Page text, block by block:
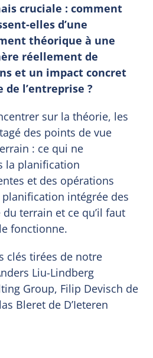
cruciale : comment
elles d’une
théorique à une
réellement de
et un impact concret
l’entreprise ?
sur la théorie, les
des points de vue
: ce qui ne
la planification
et des opérations
intégrée des
du terrain et ce qu’il faut
fonctionne.
clés tirées de notre
Liu-Lindberg
Group, Filip Devisch de
Bleret de D’Ieteren